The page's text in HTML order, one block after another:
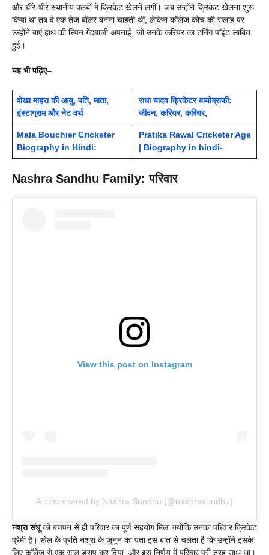
और धीरे-धीरे स्थानीय क्लबों में क्रिकेट खेलने लगीं। जब उन्होंने क्रिकेट खेलना शुरू
किया था तब वे एक तेज बॉलर बनना चाहती थीं, लेकिन कॉलेज कोच की सलाह पर
उन्होंने बाएं हाथ की स्पिन गेंदबाजी अपनाई, जो उनके करियर का टर्निंग पॉइंट साबित
हुई।
यह भी पढ़िए–
शेखा माहरा की आयु, पति, माता,
इंस्टाग्राम और नेट वर्थ
राधा यादव क्रिकेटर बायोग्राफी:
जीवन, करियर, करियर,
Maia Bouchier Cricketer
Biography in Hindi:
Pratika Rawal Cricketer Age
| Biography in hindi-
Nashra Sandhu Family: परिवार
View this post on Instagram
A post shared by Nashra Sundhu (@nashrasundhu)
नश्रा संधूको बचपन से ही परिवार का पूर्ण सहयोग मिला क्योंकि उनका परिवार क्रिकेट
प्रेमी है। खेल के प्रति नश्रा के जूनून का पता इस बात से चलता है कि उन्होंने इसके
लिए कॉलेज से एक साल ड्राप कर दिया, और इस निर्णय में परिवार पूरी तरह साथ था।